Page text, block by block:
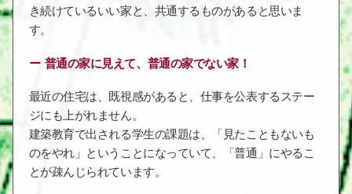
き続けているいい家と、共通するものがあると思いま
す。
普通の家に見えて、普通の家でない家！
最近の住宅は、既視感があると、仕事を公表するステー
ジにも上がれません。
建築教育で出される学生の課題は、「見たこともないも
のをやれ」ということになっていて、「普通」にやるこ
とが疎んじられています。